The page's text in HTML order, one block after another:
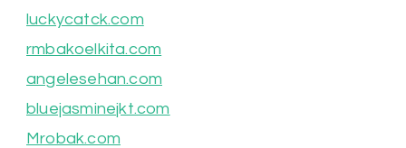
luckycatck.com
rmbakoelkita.com
angelesehan.com
bluejasminejkt.com
Mrobak.com